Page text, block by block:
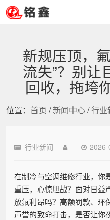
新规压顶，
流失”？别让
回收，拖垮
位置： 首页 /新闻中心/行业
行业新闻
在制冷与空调维修行业，你
重压，心惊胆战？面对日益
放氟利昂吗？高额罚款、环
声誉的致命打击，是否让你